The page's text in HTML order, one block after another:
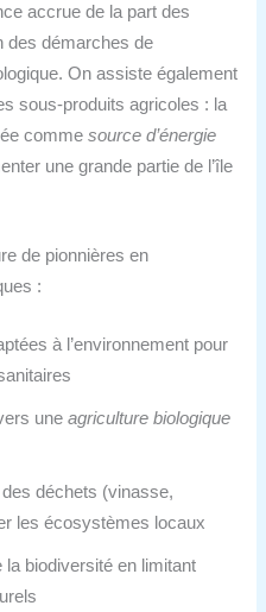
accrue de la part des
des démarches de
On assiste également
sous-produits agricoles : la
commesource d’énergie
une grande partie de l’île
de pionnières en
:
à l’environnement pour
uneagriculture biologique
des déchets (vinasse,
les écosystèmes locaux
biodiversité en limitant